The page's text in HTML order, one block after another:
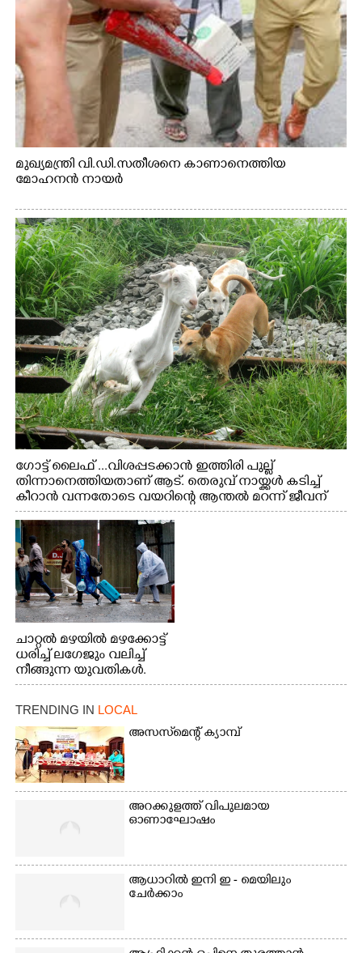
മുഖ്യമന്ത്രി വി.ഡി.സതീശനെ കാണാനെത്തിയ
മോഹനൻ നായർ
ഗോട്ട് ലൈഫ് ...വിശപ്പടക്കാൻ ഇത്തിരി പുല്ല്
തിന്നാനെത്തിയതാണ് ആട്. തെരുവ് നായ്ക്കൾ കടിച്ച്
കീറാൻ വന്നതോടെ വയറിന്റെ ആന്തൽ മറന്ന് ജീവന്
വേണ്ടിയായി ഓട്ടം. എറണാകുളം വാത്തുരുത്തിയിൽ
നിന്നുള്ള കാഴ്ച
ചാറ്റൽ മഴയിൽ മഴക്കോട്ട്
ധരിച്ച് ലഗേജും വലിച്ച്
നീങ്ങുന്ന യുവതികൾ.
എറണാകുളം മേനകയിൽ
നിന്നുള്ള കാഴ്ച
TRENDING IN LOCAL
അസസ്‌മെന്റ് ക്യാമ്പ്
അറക്കുളത്ത് വിപുലമായ
ഓണാഘോഷം
ആധാറിൽ ഇനി ഇ - മെയിലും
ചേർക്കാം